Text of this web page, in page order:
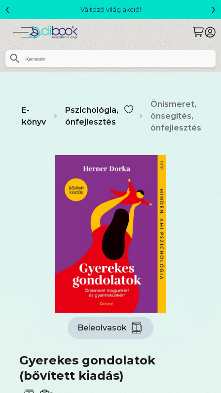
Csomagajánlatok- Akár 25% kedvezménnyel!
‹ ›
E-
könyv
Pszichológia,
önfejlesztés
Önismeret,
önsegítés,
önfejlesztés
Beleolvasok
Gyerekes gondolatok
(bővített kiadás)